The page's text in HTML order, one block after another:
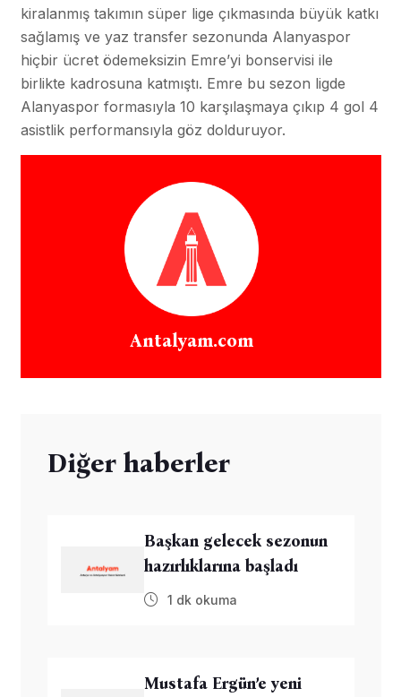
kiralanmış takımın süper lige çıkmasında büyük katkı
sağlamış ve yaz transfer sezonunda Alanyaspor
hiçbir ücret ödemeksizin Emre’yi bonservisi ile
birlikte kadrosuna katmıştı. Emre bu sezon ligde
Alanyaspor formasıyla 10 karşılaşmaya çıkıp 4 gol 4
asistlik performansıyla göz dolduruyor.
Antalyam.com
Diğer haberler
Başkan gelecek sezonun
hazırlıklarına başladı
1 dk okuma
Mustafa Ergün’e yeni